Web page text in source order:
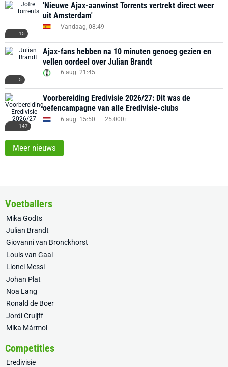
15
'Nieuwe Ajax-aanwinst Torrents vertrekt direct weer
uit Amsterdam'
Vandaag, 08:49
5
Ajax-fans hebben na 10 minuten genoeg gezien en
vellen oordeel over Julian Brandt
6 aug. 21:45
147
Voorbereiding Eredivisie 2026/27: Dit was de
oefencampagne van alle Eredivisie-clubs
6 aug. 15:50 25.000+
Meer nieuws
Voetballers
Mika Godts
Julian Brandt
Giovanni van Bronckhorst
Louis van Gaal
Lionel Messi
Johan Plat
Noa Lang
Ronald de Boer
Jordi Cruijff
Mika Mármol
Competities
Eredivisie